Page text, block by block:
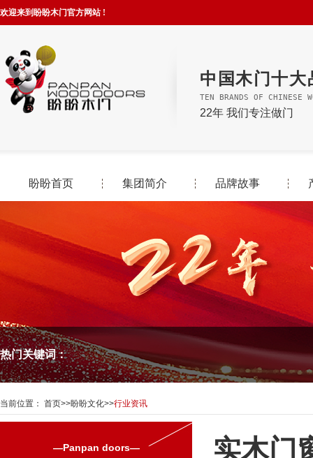
欢迎来到盼盼木门官方网站 !
中国木门十大
TEN BRANDS OF CHINESE
22年 我们专注做门
盼盼首页 集团简介 品牌故事
热门关键词：
当前位置： 首页>>盼盼文化>>行业资讯
—Panpan doors— 实木门